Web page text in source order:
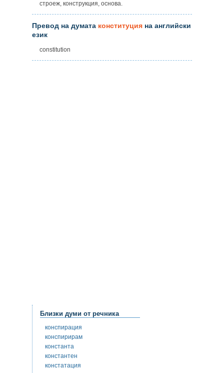
строеж, конструкция, основа.
Превод на думата конституция на английски
език
constitution
Близки думи от речника
конспирация
конспирирам
константа
константен
констатация